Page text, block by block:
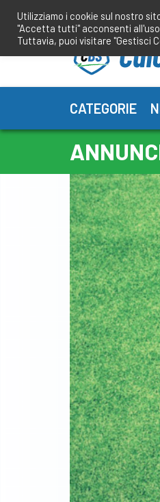
contenuto
CATEGORIE
Utilizziamo i cookie sul nostro
"Accetta tutti" acconsenti all'uso
Tuttavia, puoi visitare "Gestisci